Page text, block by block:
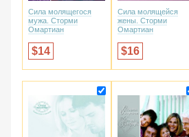
Сила молящегося
мужа. Сторми
Омартиан
14
Сила молящейся
жены. Сторми
Омартиан
16